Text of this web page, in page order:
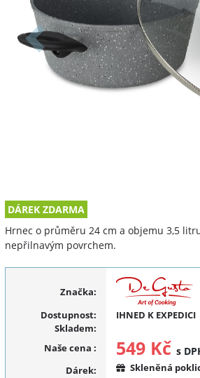
Předchozí
DÁREK ZDARMA
Hrnec o průměru 24 cm a objemu 3,5
nepřilnavým povrchem.
Značka:
Dostupnost:
IHNED K EXPEDICI
Skladem:
Naše cena : 549 Kč s
Dárek: Skleněná